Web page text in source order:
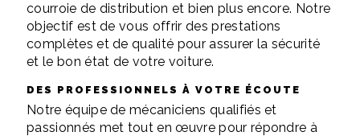
courroie de distribution et bien plus encore. Notre
objectif est de vous offrir des prestations
complètes et de qualité pour assurer la sécurité
et le bon état de votre voiture.
DES PROFESSIONNELS À VOTRE ÉCOUTE
Notre équipe de mécaniciens qualifiés et
passionnés met tout en œuvre pour répondre à